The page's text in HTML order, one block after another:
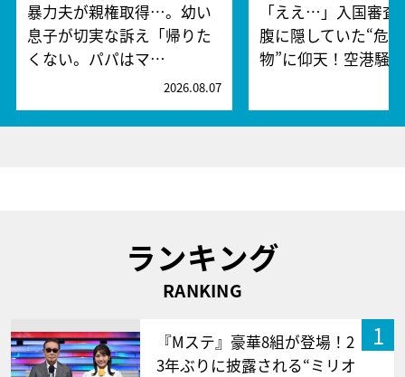
暴力夫が親権取得…。幼い
息子が切実な訴え「帰りた
くない。パパはマ…
2026.08.07
「ええ…」入国審査
腹に隠していた“危
物”に仰天！空港騒
ランキング
RANKING
1
『Mステ』豪華8組が登場！2
3年ぶりに披露される“ミリオ